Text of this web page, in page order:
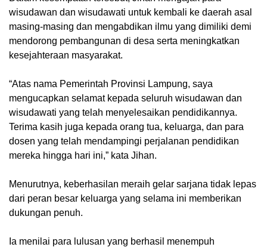
wisudawan dan wisudawati untuk kembali ke daerah asal
masing-masing dan mengabdikan ilmu yang dimiliki demi
mendorong pembangunan di desa serta meningkatkan
kesejahteraan masyarakat.
“Atas nama Pemerintah Provinsi Lampung, saya
mengucapkan selamat kepada seluruh wisudawan dan
wisudawati yang telah menyelesaikan pendidikannya.
Terima kasih juga kepada orang tua, keluarga, dan para
dosen yang telah mendampingi perjalanan pendidikan
mereka hingga hari ini,” kata Jihan.
Menurutnya, keberhasilan meraih gelar sarjana tidak lepas
dari peran besar keluarga yang selama ini memberikan
dukungan penuh.
Ia menilai para lulusan yang berhasil menempuh